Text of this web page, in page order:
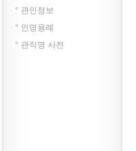
관인정보
인명용례
관직명 사전